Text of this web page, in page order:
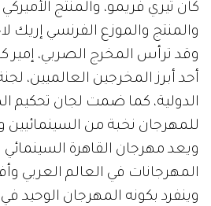
كان تيري فريمو، والمنتج
والمنتج والموزع الفرنسي إريك
وقد ترأس المخرج الصربي، إمير
أحد أبرز المخرجين العالميين،
الدولية، كما ضمت لجان تحكيم
للمهرجان نخبة من السينمائيين
ويعد مهرجان القاهرة السينمائي
المهرجانات في العالم العربي
وينفرد بكونه المهرجان الوحيد